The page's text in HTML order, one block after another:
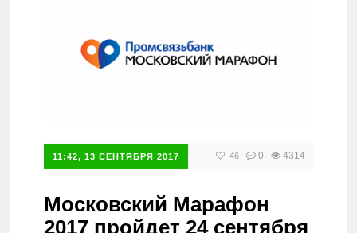
11:42, 13 СЕНТЯБРЯ 2017 46 0 4314
Московский Марафон
2017 пройдет 24 сентября